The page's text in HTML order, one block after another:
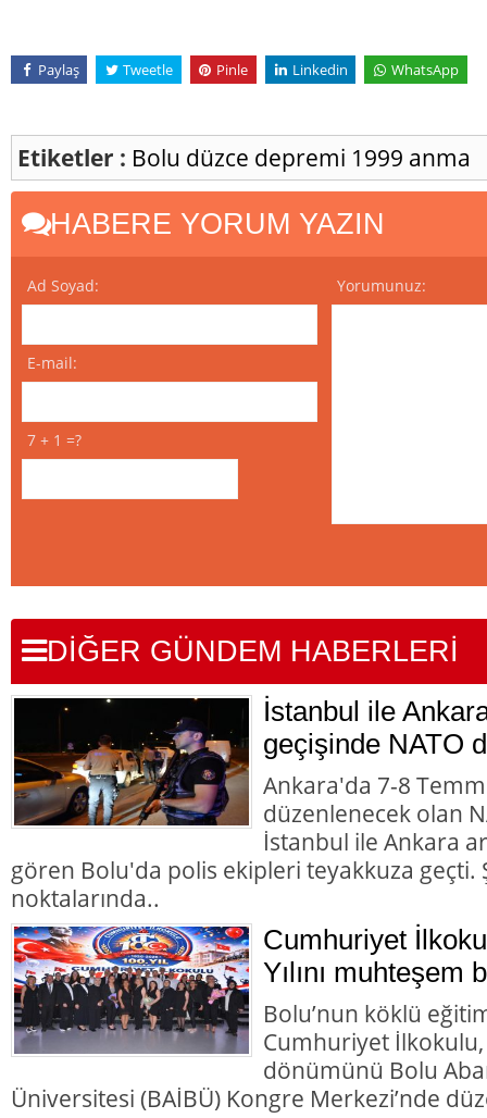
Paylaş Tweetle Pinle Linkedin WhatsApp
Etiketler : Bolu düzce depremi 1999 anma
HABERE YORUM YAZIN
Ad Soyad:
E-mail:
7 + 1 =?
Yorumunuz:
DİĞER GÜNDEM HABERLERİ
İstanbul ile
geçişinde NATO
Ankara'da 7-8
düzenlenecek olan
İstanbul ile Ankara
gören Bolu'da polis ekipleri teyakkuza geçti.
noktalarında..
Cumhuriyet
Yılını muhteşem
Bolu’nun köklü
Cumhuriyet
dönümünü Bolu
Üniversitesi (BAİBÜ) Kongre Merkezi’nde